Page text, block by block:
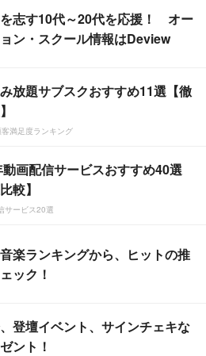
志す10代～20代を応援！ オー
ン・スクール情報はDeview
放題サブスクおすすめ11選【徹
満足度ランキング
画配信サービスおすすめ40選
較】
サービス20選
楽ランキングから、ヒットの推
ック！
登壇イベント、サインチェキな
ント！